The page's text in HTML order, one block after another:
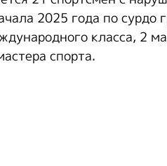
2025 года по сурдо
класса, 2
спорта.